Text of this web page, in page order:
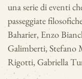
una serie di eventi
passeggiate
Baharier, Enzo
Galimberti, Stefano
Rigotti, Gabriella